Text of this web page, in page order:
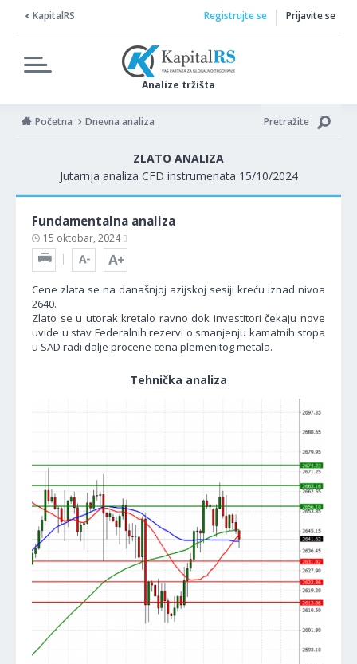
KapitalRS
Analize tržišta
Registrujte se Prijavite se
Početna Dnevna analiza Pretražite
ZLATO ANALIZA
Jutarnja analiza CFD instrumenata 15/10/2024
Fundamentalna analiza
15 oktobar, 2024
Cene zlata se na današnjoj azijskoj sesiji kreću iznad nivoa
2640.
Zlato se u utorak kretalo ravno dok investitori čekaju nove
uvide u stav Federalnih rezervi o smanjenju kamatnih stopa
u SAD radi dalje procene cena plemenitog metala.
Tehnička analiza